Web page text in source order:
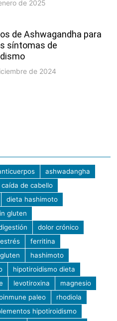
de 2025
de Ashwagandha para
síntomas de
de 2024
ashwadangha
caída de cabello
dieta hashimoto
gluten
dolor crónico
estrés
ferritina
gluten
hashimoto
hipotiroidismo dieta
levotiroxina
magnesio
paleo
rhodiola
hipotiroidismo